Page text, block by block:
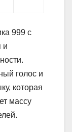
999 с
и
голос и
которая
массу